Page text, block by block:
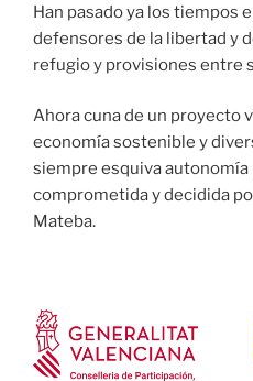
Han pasado ya los tiempos
defensores de la libertad y
refugio y provisiones entre
Ahora cuna de un proyecto
economía sostenible y
siempre esquiva autonomía
comprometida y decidida
Mateba.